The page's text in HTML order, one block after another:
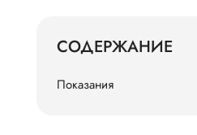
СОДЕРЖАНИЕ
Показания